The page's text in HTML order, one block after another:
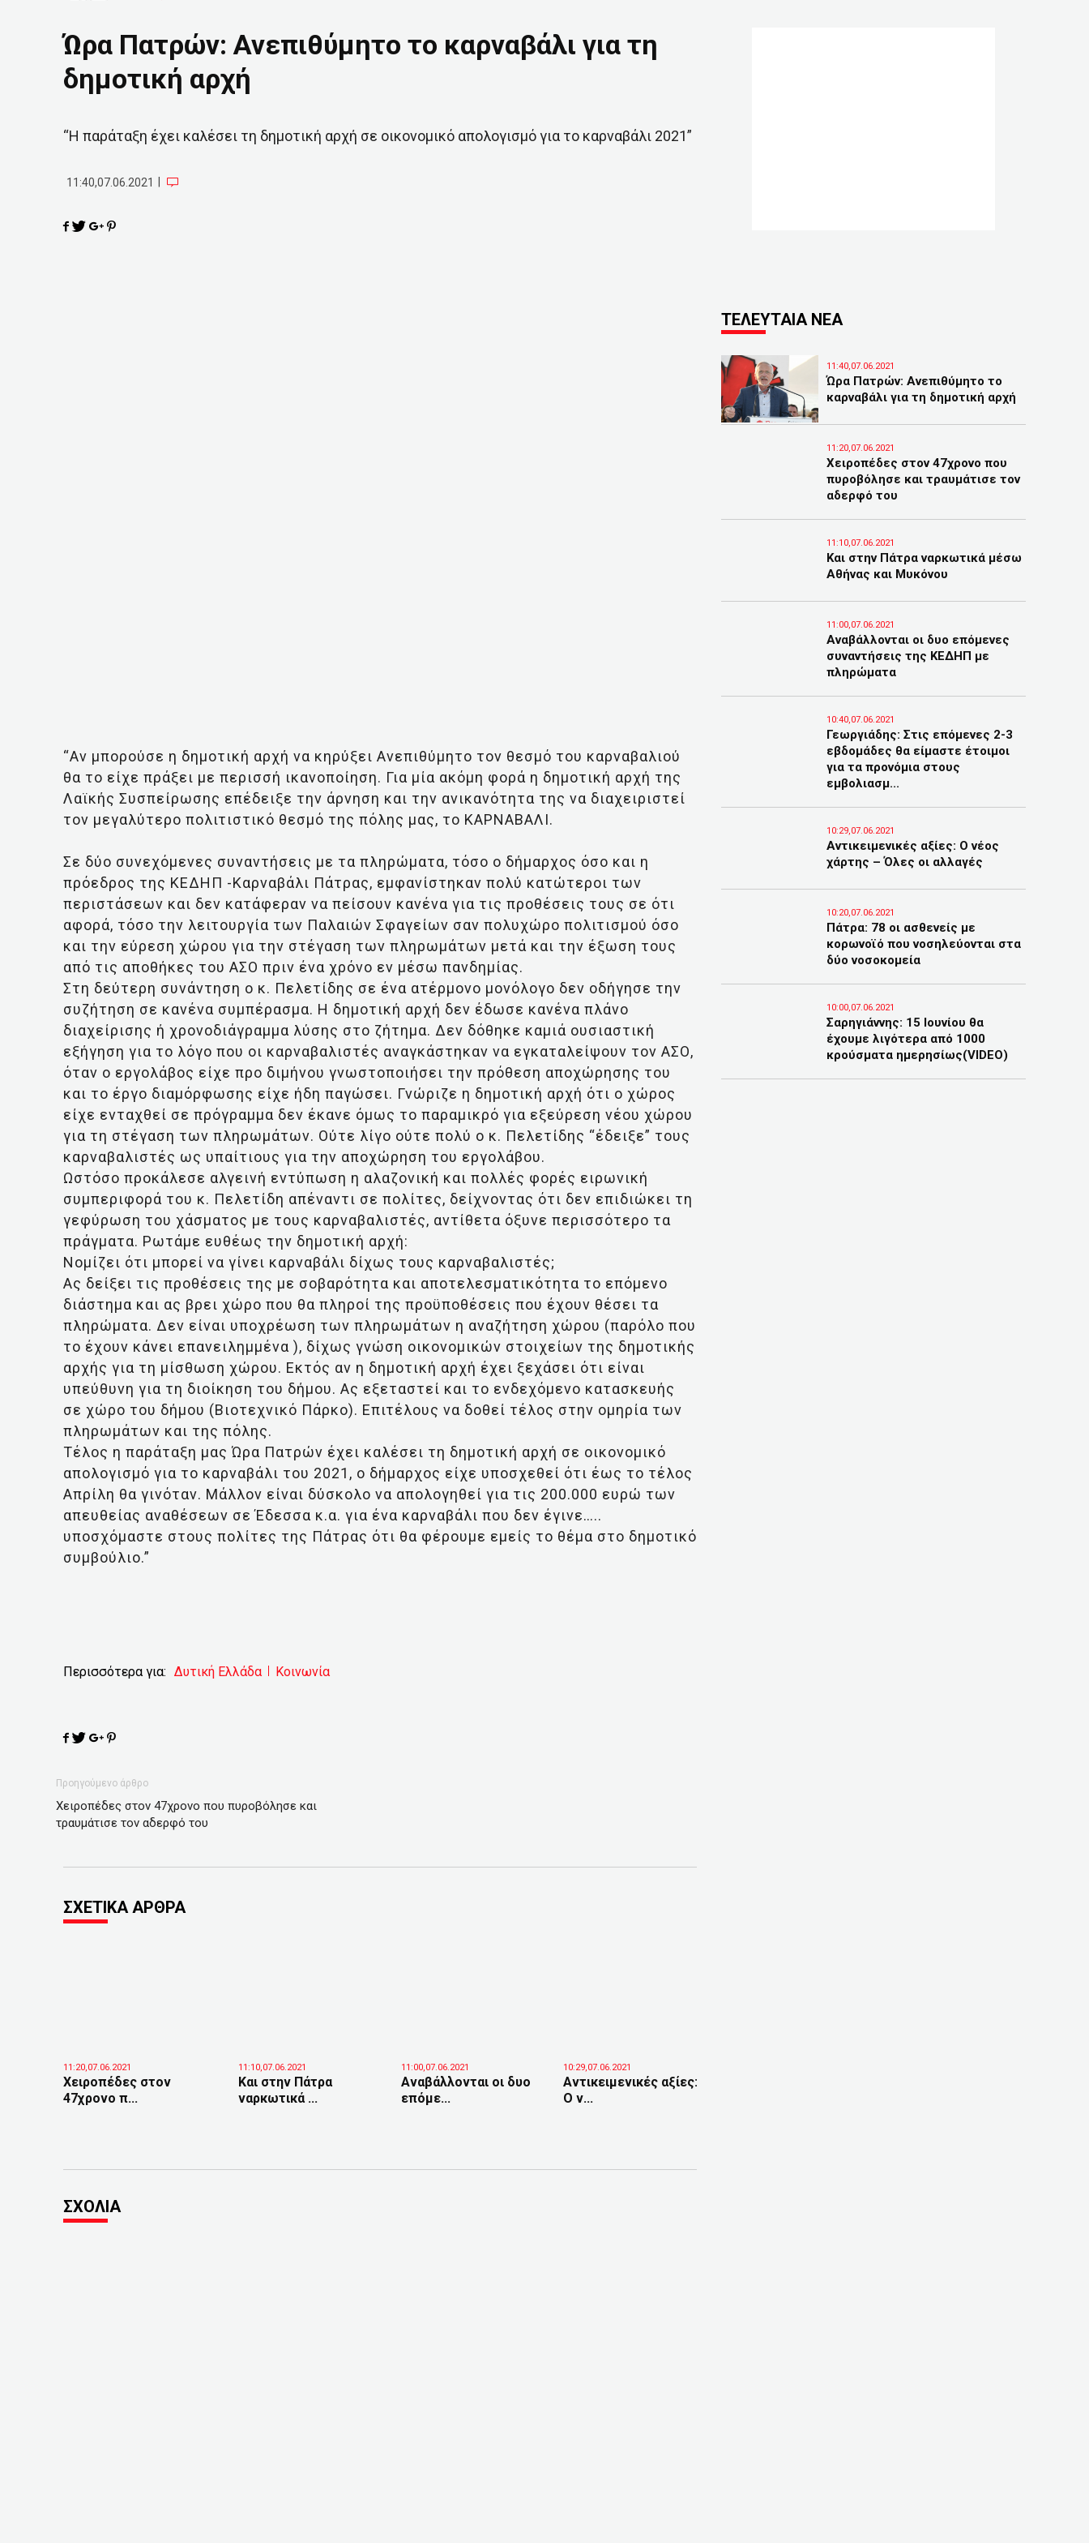
Ώρα Πατρών: Ανεπιθύμητο το καρναβάλι για τη
δημοτική αρχή
“H παράταξη έχει καλέσει τη δημοτική αρχή σε οικονομικό απολογισμό για το καρναβάλι 2021”
11:40,07.06.2021
“Αν μπορούσε η δημοτική αρχή να κηρύξει Ανεπιθύμητο τον θεσμό του καρναβαλιού
θα το είχε πράξει με περισσή ικανοποίηση. Για μία ακόμη φορά η δημοτική αρχή της
Λαϊκής Συσπείρωσης επέδειξε την άρνηση και την ανικανότητα της να διαχειριστεί
τον μεγαλύτερο πολιτιστικό θεσμό της πόλης μας, το ΚΑΡΝΑΒΑΛΙ.
Σε δύο συνεχόμενες συναντήσεις με τα πληρώματα, τόσο ο δήμαρχος όσο και η
πρόεδρος της ΚΕΔΗΠ -Καρναβάλι Πάτρας, εμφανίστηκαν πολύ κατώτεροι των
περιστάσεων και δεν κατάφεραν να πείσουν κανένα για τις προθέσεις τους σε ότι
αφορά, τόσο την λειτουργία των Παλαιών Σφαγείων σαν πολυχώρο πολιτισμού όσο
και την εύρεση χώρου για την στέγαση των πληρωμάτων μετά και την έξωση τους
από τις αποθήκες του ΑΣΟ πριν ένα χρόνο εν μέσω πανδημίας.
Στη δεύτερη συνάντηση ο κ. Πελετίδης σε ένα ατέρμονο μονόλογο δεν οδήγησε την
συζήτηση σε κανένα συμπέρασμα. Η δημοτική αρχή δεν έδωσε κανένα πλάνο
διαχείρισης ή χρονοδιάγραμμα λύσης στο ζήτημα. Δεν δόθηκε καμιά ουσιαστική
εξήγηση για το λόγο που οι καρναβαλιστές αναγκάστηκαν να εγκαταλείψουν τον ΑΣΟ,
όταν ο εργολάβος είχε προ διμήνου γνωστοποιήσει την πρόθεση αποχώρησης του
και το έργο διαμόρφωσης είχε ήδη παγώσει. Γνώριζε η δημοτική αρχή ότι ο χώρος
είχε ενταχθεί σε πρόγραμμα δεν έκανε όμως το παραμικρό για εξεύρεση νέου χώρου
για τη στέγαση των πληρωμάτων. Ούτε λίγο ούτε πολύ ο κ. Πελετίδης “έδειξε” τους
καρναβαλιστές ως υπαίτιους για την αποχώρηση του εργολάβου.
Ωστόσο προκάλεσε αλγεινή εντύπωση η αλαζονική και πολλές φορές ειρωνική
συμπεριφορά του κ. Πελετίδη απέναντι σε πολίτες, δείχνοντας ότι δεν επιδιώκει τη
γεφύρωση του χάσματος με τους καρναβαλιστές, αντίθετα όξυνε περισσότερο τα
πράγματα. Ρωτάμε ευθέως την δημοτική αρχή:
Νομίζει ότι μπορεί να γίνει καρναβάλι δίχως τους καρναβαλιστές;
Ας δείξει τις προθέσεις της με σοβαρότητα και αποτελεσματικότητα το επόμενο
διάστημα και ας βρει χώρο που θα πληροί της προϋποθέσεις που έχουν θέσει τα
πληρώματα. Δεν είναι υποχρέωση των πληρωμάτων η αναζήτηση χώρου (παρόλο που
το έχουν κάνει επανειλημμένα ), δίχως γνώση οικονομικών στοιχείων της δημοτικής
αρχής για τη μίσθωση χώρου. Εκτός αν η δημοτική αρχή έχει ξεχάσει ότι είναι
υπεύθυνη για τη διοίκηση του δήμου. Ας εξεταστεί και το ενδεχόμενο κατασκευής
σε χώρο του δήμου (Βιοτεχνικό Πάρκο). Επιτέλους να δοθεί τέλος στην ομηρία των
πληρωμάτων και της πόλης.
Τέλος η παράταξη μας Ώρα Πατρών έχει καλέσει τη δημοτική αρχή σε οικονομικό
απολογισμό για το καρναβάλι του 2021, ο δήμαρχος είχε υποσχεθεί ότι έως το τέλος
Απρίλη θα γινόταν. Μάλλον είναι δύσκολο να απολογηθεί για τις 200.000 ευρώ των
απευθείας αναθέσεων σε Έδεσσα κ.α. για ένα καρναβάλι που δεν έγινε…..
υποσχόμαστε στους πολίτες της Πάτρας ότι θα φέρουμε εμείς το θέμα στο δημοτικό
συμβούλιο.”
Περισσότερα για: Δυτική Ελλάδα Κοινωνία
Προηγούμενο άρθρο
Χειροπέδες στον 47χρονο που πυροβόλησε και
τραυμάτισε τον αδερφό του
ΣΧΕΤΙΚΑ ΑΡΘΡΑ
11:20,07.06.2021
Χειροπέδες στον
47χρονο π...
11:10,07.06.2021
Και στην Πάτρα
ναρκωτικά ...
11:00,07.06.2021
Αναβάλλονται οι δυο
επόμε...
10:29,07.06.2021
Αντικειμενικές αξίες:
Ο ν...
ΣΧΟΛΙΑ
ΤΕΛΕΥΤΑΙΑ ΝΕΑ
11:40,07.06.2021
Ώρα Πατρών: Ανεπιθύμητο το
καρναβάλι για τη δημοτική αρχή
11:20,07.06.2021
Χειροπέδες στον 47χρονο που
πυροβόλησε και τραυμάτισε τον
αδερφό του
11:10,07.06.2021
Και στην Πάτρα ναρκωτικά μέσω
Αθήνας και Μυκόνου
11:00,07.06.2021
Αναβάλλονται οι δυο επόμενες
συναντήσεις της ΚΕΔΗΠ με
πληρώματα
10:40,07.06.2021
Γεωργιάδης: Στις επόμενες 2-3
εβδομάδες θα είμαστε έτοιμοι
για τα προνόμια στους
εμβολιασμ...
10:29,07.06.2021
Αντικειμενικές αξίες: Ο νέος
χάρτης – Όλες οι αλλαγές
10:20,07.06.2021
Πάτρα: 78 οι ασθενείς με
κορωνοϊό που νοσηλεύονται στα
δύο νοσοκομεία
10:00,07.06.2021
Σαρηγιάννης: 15 Ιουνίου θα
έχουμε λιγότερα από 1000
κρούσματα ημερησίως(VIDEO)